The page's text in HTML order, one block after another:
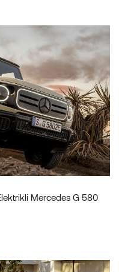
Mercedes G 580